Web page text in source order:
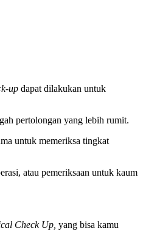
up dapat dilakukan untuk
pertolongan yang lebih rumit.
untuk memeriksa tingkat
atau pemeriksaan untuk kaum
Check Up, yang bisa kamu